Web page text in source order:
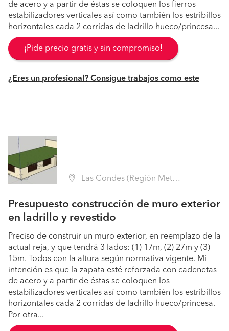
de acero y a partir de éstas se coloquen los fierros
estabilizadores verticales así como también los estribillos
horizontales cada 2 corridas de ladrillo hueco/princesa...
¡Pide precio gratis y sin compromiso!
¿Eres un profesional? Consigue trabajos como este
Las Condes (Región Metropolitana - Santiago)
Presupuesto construcción de muro exterior
en ladrillo y revestido
Preciso de construir un muro exterior, en reemplazo de la
actual reja, y que tendrá 3 lados: (1) 17m, (2) 27m y (3)
15m. Todos con la altura según normativa vigente. Mi
intención es que la zapata esté reforzada con cadenetas
de acero y a partir de éstas se coloquen los
estabilizadores verticales así como también los estribillos
horizontales cada 2 corridas de ladrillo hueco/princesa.
Por otra...